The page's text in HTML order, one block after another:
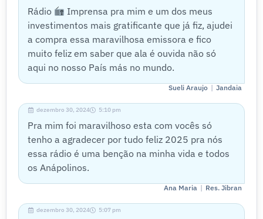
Rádio
Imprensa pra mim e um dos meus
investimentos mais gratificante que já fiz, ajudei
a compra essa maravilhosa emissora e fico
muito feliz em saber que ala é ouvida não só
aqui no nosso País más no mundo.
Sueli Araujo | Jandaia
dezembro 30, 2024 5:10 pm
Pra mim foi maravilhoso esta com vocês só
tenho a agradecer por tudo feliz 2025 pra nós
essa rádio é uma benção na minha vida e todos
os Anápolinos.
Ana Maria | Res. Jibran
dezembro 30, 2024 5:07 pm